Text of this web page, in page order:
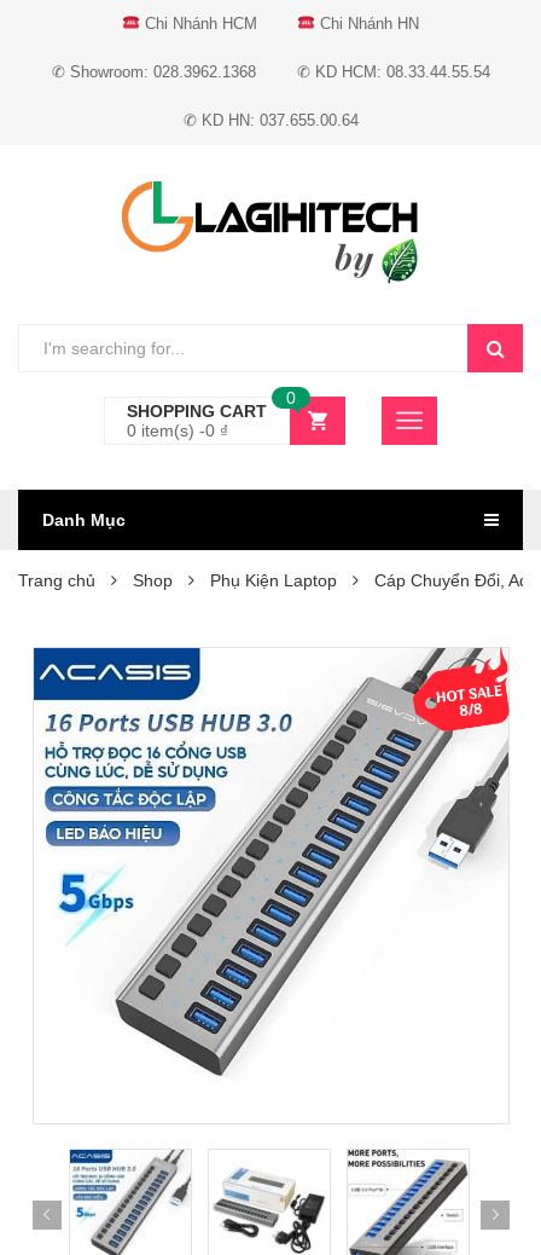
Chi Nhánh HCM Chi Nhánh HN
✆ Showroom: 028.3962.1368 ✆ KD HCM: 08.33.44.55.54
✆ KD HN: 037.655.00.64
SHOPPING CART
0 item(s) -0 ₫
0
Danh Mục
Trang chủ Shop Phụ Kiện Laptop Cáp Chuyển Đổi,